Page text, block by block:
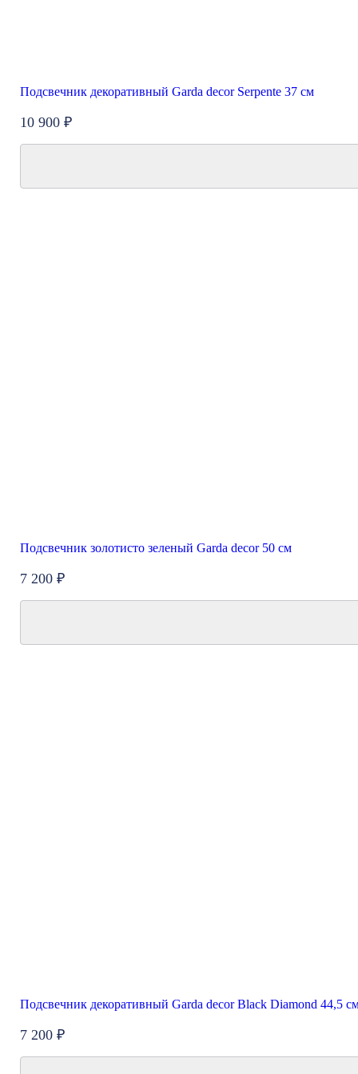
Подсвечник декоративный Garda decor Serpente 37 см
10 900 ₽
Подсвечник золотисто зеленый Garda decor 50 см
7 200 ₽
Подсвечник декоративный Garda decor Black Diamond 44,5
7 200 ₽